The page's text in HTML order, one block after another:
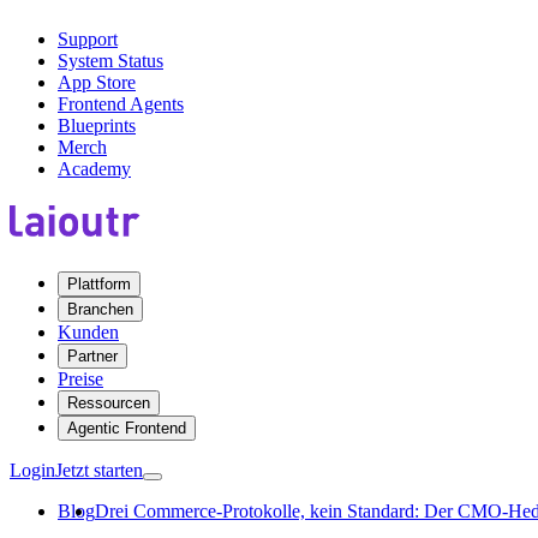
Support
System Status
App Store
Frontend Agents
Blueprints
Merch
Academy
Plattform
Branchen
Kunden
Partner
Preise
Ressourcen
Agentic Frontend
LoginJetzt starten
BlogDrei Commerce-Protokolle, kein Standard: Der CMO-